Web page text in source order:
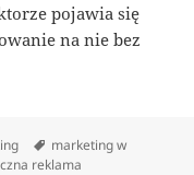
pojawia się
na nie bez
Tagi
marketing w
reklama